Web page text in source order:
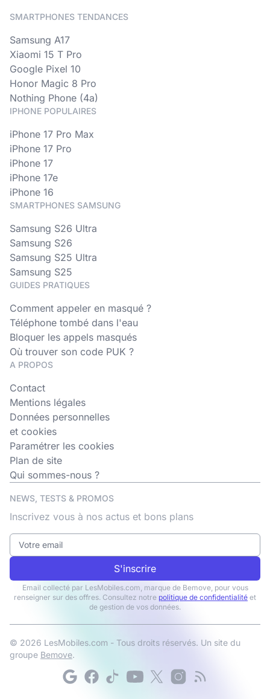
SMARTPHONES TENDANCES
Samsung A17
Xiaomi 15 T Pro
Google Pixel 10
Honor Magic 8 Pro
Nothing Phone (4a)
IPHONE POPULAIRES
iPhone 17 Pro Max
iPhone 17 Pro
iPhone 17
iPhone 17e
iPhone 16
SMARTPHONES SAMSUNG
Samsung S26 Ultra
Samsung S26
Samsung S25 Ultra
Samsung S25
GUIDES PRATIQUES
Comment appeler en masqué ?
Téléphone tombé dans l'eau
Bloquer les appels masqués
Où trouver son code PUK ?
A PROPOS
Contact
Mentions légales
Données personnelles
et cookies
Paramétrer les cookies
Plan de site
Qui sommes-nous ?
NEWS, TESTS & PROMOS
Inscrivez vous à nos actus et bons plans
S'inscrire
Email collecté par LesMobiles.com, marque de Bemove, pour vous
renseigner sur des offres. Consultez notre politique de confidentialité et
de gestion de vos données.
© 2026 LesMobiles.com - Tous droits réservés. Un site du
groupe Bemove.